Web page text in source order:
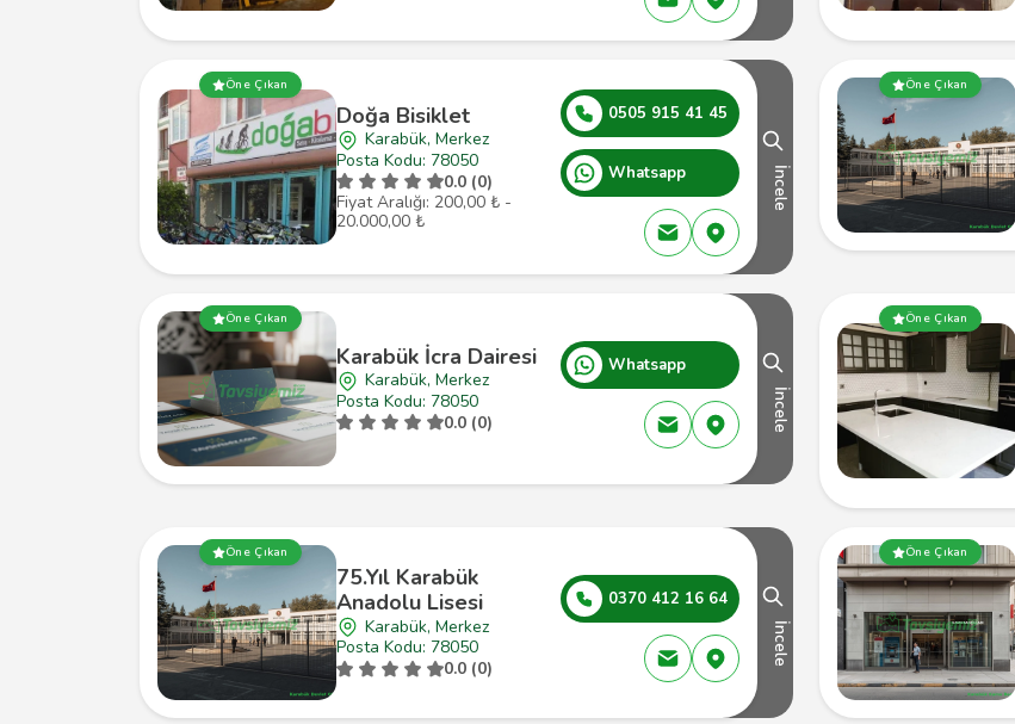
Öne Çıkan
Doğa Bisiklet
Karabük, Merkez
Posta Kodu: 78050
0.0 (0)
Fiyat Aralığı: 200,00 ₺ -
20.000,00 ₺
0505 915 41 45
Whatsapp İncele
Öne Çıkan
Öne Çıkan
Karabük İcra Dairesi
Karabük, Merkez
Posta Kodu: 78050
0.0 (0)
Whatsapp
İncele
Öne Çıkan
Öne Çıkan
75.Yıl Karabük
Anadolu Lisesi
Karabük, Merkez
Posta Kodu: 78050
0.0 (0)
0370 412 16 64
İncele
Öne Çıkan